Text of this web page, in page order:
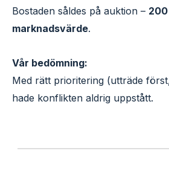
Bostaden såldes på auktion –
marknadsvärde.
Vår bedömning:
Med rätt prioritering (utträde
hade konflikten aldrig uppstått.